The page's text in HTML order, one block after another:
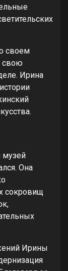
своем
свою
Ирина
музей
Она
сокровищ
Ирины